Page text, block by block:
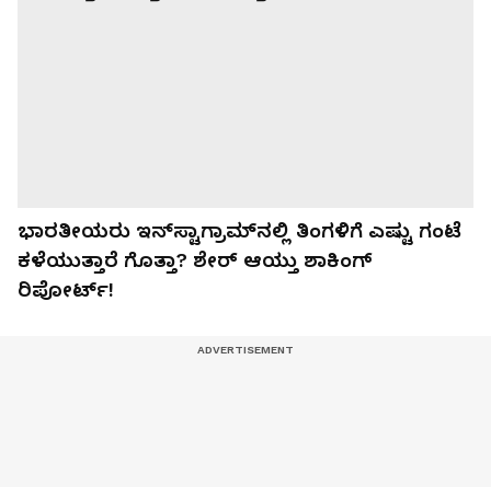
ಭಾರತೀಯರು ಇನ್‌ಸ್ಟಾಗ್ರಾಮ್‌ನಲ್ಲಿ ತಿಂಗಳಿಗೆ ಎಷ್ಟು ಗಂಟೆ
ಕಳೆಯುತ್ತಾರೆ ಗೊತ್ತಾ? ಶೇರ್ ಆಯ್ತು ಶಾಕಿಂಗ್
ರಿಪೋರ್ಟ್!